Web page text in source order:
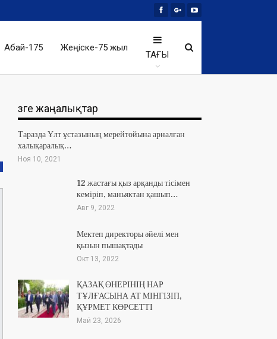
Абай-175 Жеңіске-75 жыл
ТАҒЫ
Өзге жаңалықтар
Таразда Ұлт ұстазының мерейтойына арналған
халықаралық…
Ноя 10, 2021
12 жастағы қыз арқанды тісімен
кеміріп, маньяктан қашып…
Авг 9, 2022
Мектеп директоры әйелі мен
қызын пышақтады
Окт 13, 2022
ҚАЗАҚ ӨНЕРІНІҢ НАР
ТҰЛҒАСЫНА АТ МІНГІЗІП,
ҚҰРМЕТ КӨРСЕТТІ
Май 23, 2026